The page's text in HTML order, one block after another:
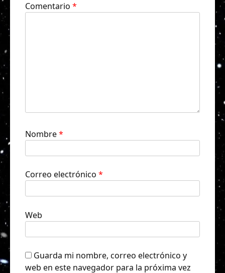
Comentario *
Nombre*
Correo electrónico *
Web
Guarda mi nombre, correo electrónico y
web en este navegador para la próxima vez